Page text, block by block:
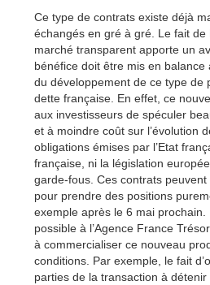
Ce type de contrats existe déjà
échangés en gré à gré. Le fait de
marché transparent apporte un
bénéfice doit être mis en balance
du développement de ce type de
dette française. En effet, ce
aux investisseurs de spéculer
et à moindre coût sur l’évolution
obligations émises par l’Etat
française, ni la législation
garde-fous. Ces contrats peuvent
pour prendre des positions
exemple après le 6 mai
possible à l’Agence France
à commercialiser ce nouveau
conditions. Par exemple, le fait
parties de la transaction à